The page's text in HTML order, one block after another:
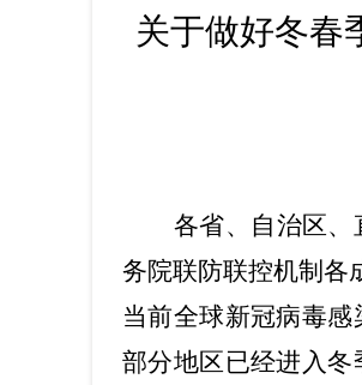
关于做好冬春
各省、自治区、
务院联防联控机制各
当前全球新冠病毒
部分地区已经进入